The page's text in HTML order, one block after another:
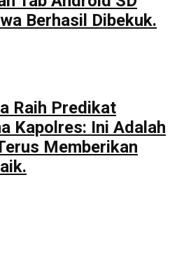
Berhasil Dibekuk.
Raih Predikat
Kapolres: Ini Adalah
Memberikan